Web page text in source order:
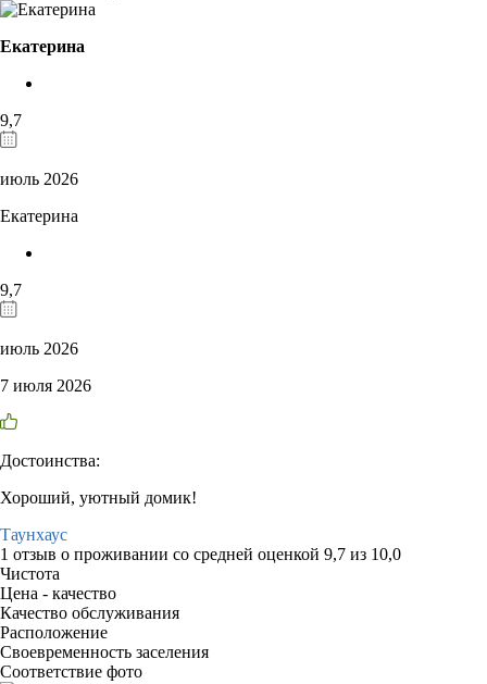
Екатерина
9,7
июль 2026
Екатерина
9,7
июль 2026
7 июля 2026
Достоинства:
Хороший, уютный домик!
Таунхаус
1 отзыв о проживании со средней оценкой 9,7 из 10,0
Чистота
Цена - качество
Качество обслуживания
Расположение
Своевременность заселения
Соответствие фото